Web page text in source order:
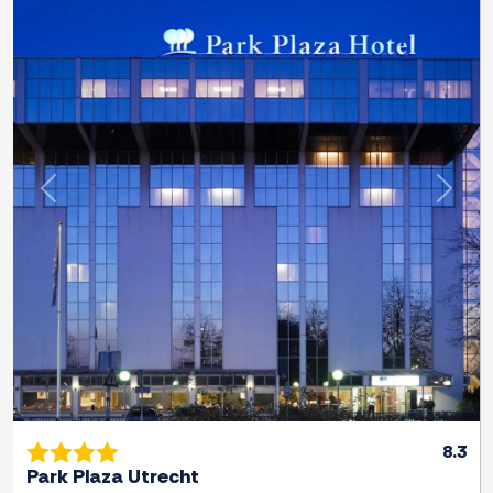
Previous Next
8.3
Park Plaza Utrecht